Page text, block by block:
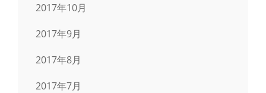
2017年10月
2017年9月
2017年8月
2017年7月